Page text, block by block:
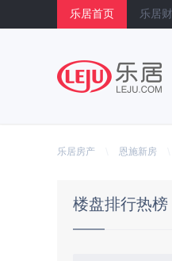
乐居首页 乐居
乐居房产 恩施新房
楼盘排行热榜